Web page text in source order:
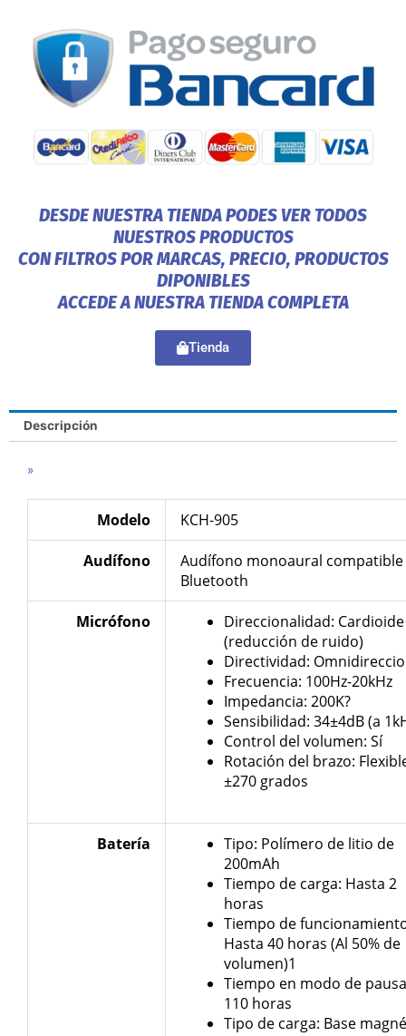
DESDE NUESTRA TIENDA PODES VER TODOS
NUESTROS PRODUCTOS
CON FILTROS POR MARCAS, PRECIO, PRODUCTOS
DIPONIBLES
ACCEDE A NUESTRA TIENDA COMPLETA
Tienda
Descripción
»
Modelo KCH-905
Audífono
Audífono monoaural
Bluetooth
Micrófono
Direccionalidad: Cardioide
(reducción de ruido)
Directividad:
Frecuencia: 100Hz-20kHz
Impedancia: 200K?
Sensibilidad: 34±4dB (a
Control del volumen: Sí
Rotación del brazo:
±270 grados
Batería
Tipo: Polímero de litio de
200mAh
Tiempo de carga: Hasta 2
horas
Tiempo de
Hasta 40 horas (Al 50% de
volumen)1
Tiempo en modo de
110 horas
Tipo de carga: Base